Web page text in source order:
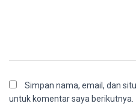
Simpan nama, email, dan
untuk komentar saya berikutnya.